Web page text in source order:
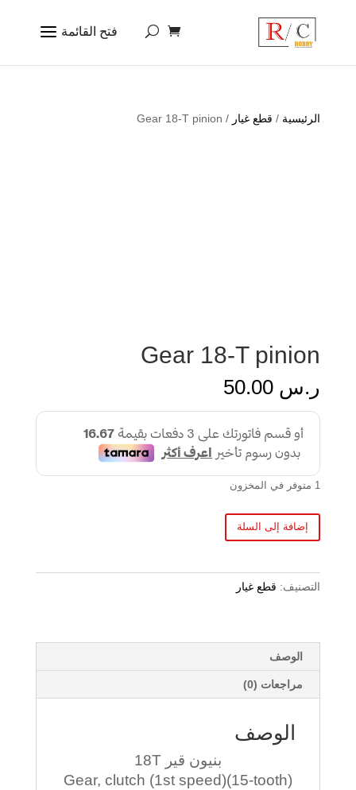
الرئيسية / قطع غيار / Gear 18-T pinion
Gear 18-T pinion
ر.س
1 متوفر في المخزون
إضافة إلى السلة
التصنيف: قطع غيار
الوصف
مراجعات (0)
الوصف
بنيون قير 18T
Gear, clutch (1st speed)(15-tooth)